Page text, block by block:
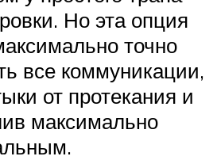
Но эта опция
точно
все коммуникации,
от протекания и
максимально